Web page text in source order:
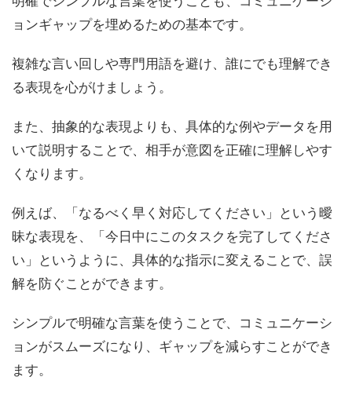
ョンギャップを埋めるための基本です。
複雑な言い回しや専門用語を避け、誰にでも理解でき
る表現を心がけましょう。
また、抽象的な表現よりも、具体的な例やデータを用
いて説明することで、相手が意図を正確に理解しやす
くなります。
例えば、「なるべく早く対応してください」という曖
昧な表現を、「今日中にこのタスクを完了してくださ
い」というように、具体的な指示に変えることで、誤
解を防ぐことができます。
シンプルで明確な言葉を使うことで、コミュニケーシ
ョンがスムーズになり、ギャップを減らすことができ
ます。